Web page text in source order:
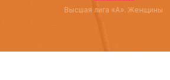
Высшая лига «А». Женщины